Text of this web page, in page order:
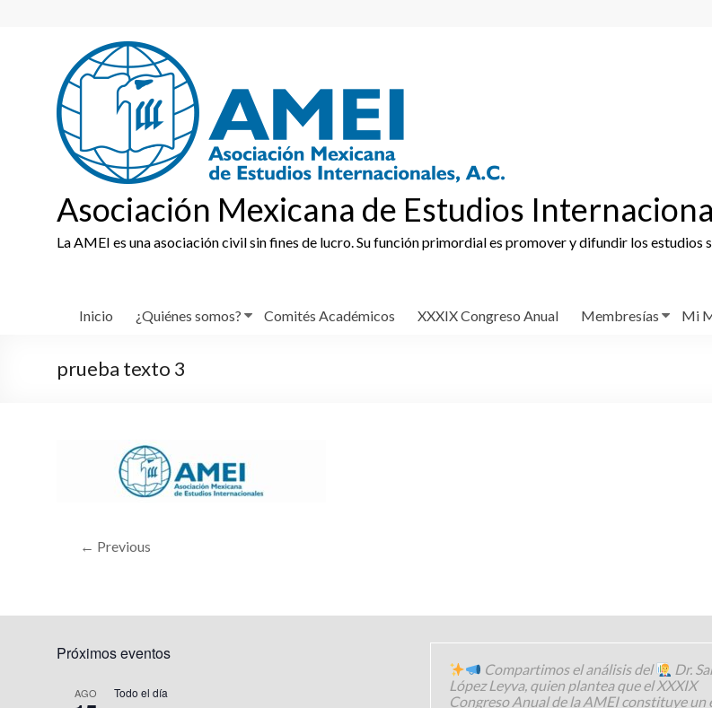
Asociación Mexicana de Estudios
La AMEI es una asociación civil sin fines de lucro. Su función primordial es promover y difundir los estudios
Inicio ¿Quiénes somos? Comités Académicos XXXIX Congreso Anual Membresías Mi
prueba texto 3
← Previous
Próximos eventos
AGO Todo el día
Compartimos el análisis del
Dr.
López Leyva, quien plantea que el XXXIX
Congreso Anual de la AMEI constituye un